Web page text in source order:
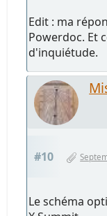
Edit : ma
Powerdoc. Et
d'inquiétude.
#10
Le schéma